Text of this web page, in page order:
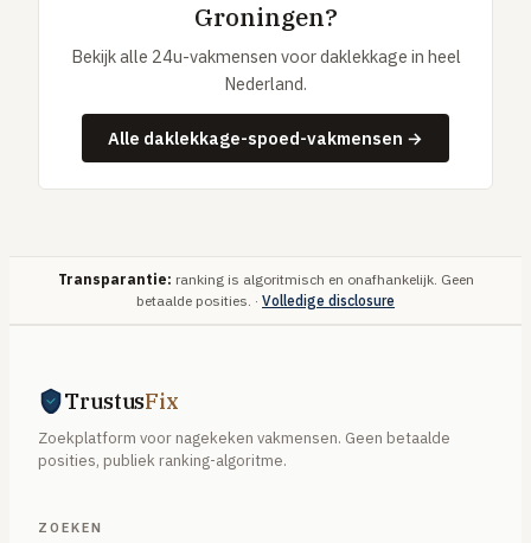
Groningen?
Bekijk alle 24u-vakmensen voor daklekkage in heel
Nederland.
Alle daklekkage-spoed-vakmensen →
Transparantie: ranking is algoritmisch en onafhankelijk. Geen
betaalde posities. · Volledige disclosure
TrustusFix
Zoekplatform voor nagekeken vakmensen. Geen betaalde
posities, publiek ranking-algoritme.
ZOEKEN